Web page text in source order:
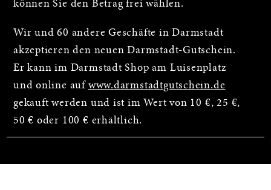
können Sie den Betrag frei wählen.
Wir und 60 andere Geschäfte in Darmstadt
akzeptieren den neuen Darmstadt-Gutschein.
Er kann im Darmstadt Shop am Luisenplatz
und online auf www.darmstadtgutschein.de
gekauft werden und ist im Wert von 10 €, 25 €,
50 € oder 100 € erhältlich.